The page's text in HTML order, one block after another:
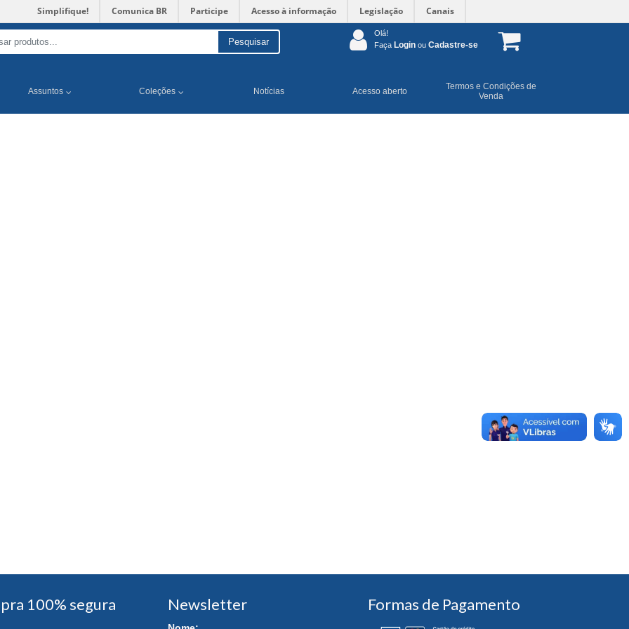
Simplifique! Comunica BR Participe Acesso à informação Legislação Canais
Pesquisar
Olá!
Faça Login ou Cadastre-se
Assuntos Coleções Notícias Acesso aberto
Termos e Condições de
Venda
100% segura Newsletter Formas de Pagamento